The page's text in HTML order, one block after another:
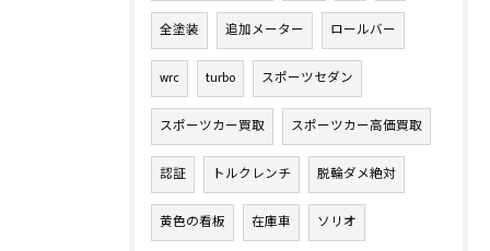
全塗装 追加メーター ロールバー
wrc turbo スポーツセダン
スポーツカー買取 スポーツカー高価買取
認証 トルクレンチ 脱輪ダメ絶対
黄色の看板 在庫車 ソリオ